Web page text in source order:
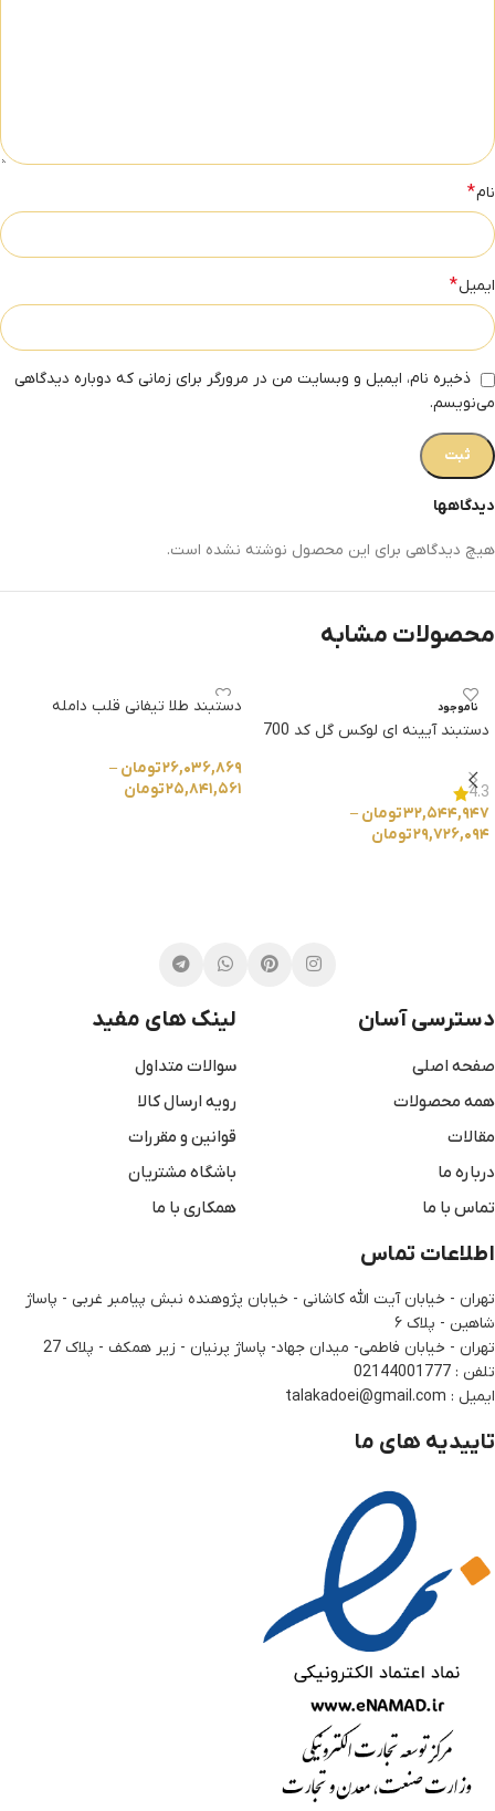
دیدگاهها
هیچ دیدگاهی برای این محصول نوشته نشده است.
نام*
ایمیل*
ذخیره نام، ایمیل و وبسایت من در مرورگر برای زمانی که دوباره دیدگاهی
می‌نویسم.
محصولات مشابه
ناموجود
دستبند آیینه ای لوکس گل کد 700
4.3
۳۲,۵۴۴,۹۴۷تومان –
۲۹,۷۲۶,۰۹۴تومان
دستبند طلا تیفانی قلب دامله
۲۶,۰۳۶,۸۶۹تومان –
۲۵,۸۴۱,۵۶۱تومان
دسترسی آسان
صفحه اصلی
همه محصولات
مقالات
درباره ما
تماس با ما
لینک های مفید
سوالات متداول
رویه ارسال کالا
قوانین و مقررات
باشگاه مشتریان
همکاری با ما
اطلاعات تماس
تهران - خیابان آیت الله کاشانی - خیابان پژوهنده نبش پیامبر غربی - پاساژ
شاهین - پلاک ۶
تهران - خیابان فاطمی- میدان جهاد- پاساژ پرنیان - زیر همکف - پلاک 27
تلفن : 02144001777
ایمیل : talakadoei@gmail.com
تاییدیه های ما